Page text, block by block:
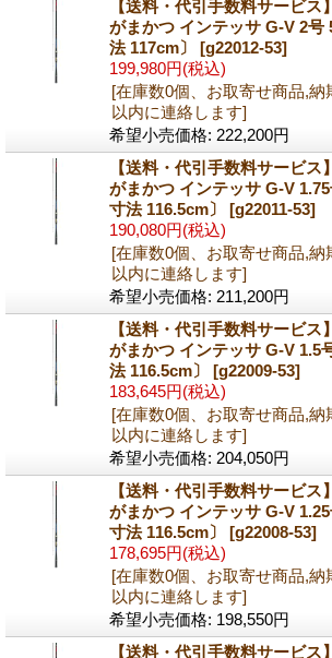
【送料・代引手数料サービ
がまかつ インテッサ G-V 2号
法 117cm〕 [g22012-53]
199,980円(税込)
[在庫数0個、お取寄せ商品,納
以内に連絡します]
希望小売価格: 222,200円
【送料・代引手数料サービ
がまかつ インテッサ G-V
寸法 116.5cm〕 [g22011-53]
190,080円(税込)
[在庫数0個、お取寄せ商品,納
以内に連絡します]
希望小売価格: 211,200円
【送料・代引手数料サービ
がまかつ インテッサ G-V 1.5
法 116.5cm〕 [g22009-53]
183,645円(税込)
[在庫数0個、お取寄せ商品,納
以内に連絡します]
希望小売価格: 204,050円
【送料・代引手数料サービ
がまかつ インテッサ G-V
寸法 116.5cm〕 [g22008-53]
178,695円(税込)
[在庫数0個、お取寄せ商品,納
以内に連絡します]
希望小売価格: 198,550円
【送料・代引手数料サービ